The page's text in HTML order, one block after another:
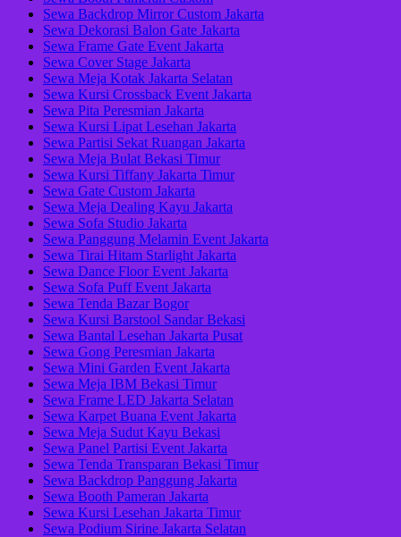
Sewa Backdrop Mirror Custom Jakarta
Sewa Dekorasi Balon Gate Jakarta
Sewa Frame Gate Event Jakarta
Sewa Cover Stage Jakarta
Sewa Meja Kotak Jakarta Selatan
Sewa Kursi Crossback Event Jakarta
Sewa Pita Peresmian Jakarta
Sewa Kursi Lipat Lesehan Jakarta
Sewa Partisi Sekat Ruangan Jakarta
Sewa Meja Bulat Bekasi Timur
Sewa Kursi Tiffany Jakarta Timur
Sewa Gate Custom Jakarta
Sewa Meja Dealing Kayu Jakarta
Sewa Sofa Studio Jakarta
Sewa Panggung Melamin Event Jakarta
Sewa Tirai Hitam Starlight Jakarta
Sewa Dance Floor Event Jakarta
Sewa Sofa Puff Event Jakarta
Sewa Tenda Bazar Bogor
Sewa Kursi Barstool Sandar Bekasi
Sewa Bantal Lesehan Jakarta Pusat
Sewa Gong Peresmian Jakarta
Sewa Mini Garden Event Jakarta
Sewa Meja IBM Bekasi Timur
Sewa Frame LED Jakarta Selatan
Sewa Karpet Buana Event Jakarta
Sewa Meja Sudut Kayu Bekasi
Sewa Panel Partisi Event Jakarta
Sewa Tenda Transparan Bekasi Timur
Sewa Backdrop Panggung Jakarta
Sewa Booth Pameran Jakarta
Sewa Kursi Lesehan Jakarta Timur
Sewa Podium Sirine Jakarta Selatan